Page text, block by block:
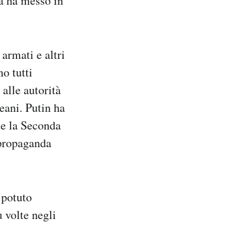
e altri
tutti
alle autorità
Putin ha
la Seconda
volte negli